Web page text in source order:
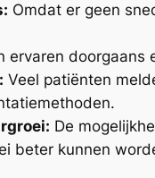
Omdat er geen
ervaren doorgaans
Veel patiënten
De
beter kunnen